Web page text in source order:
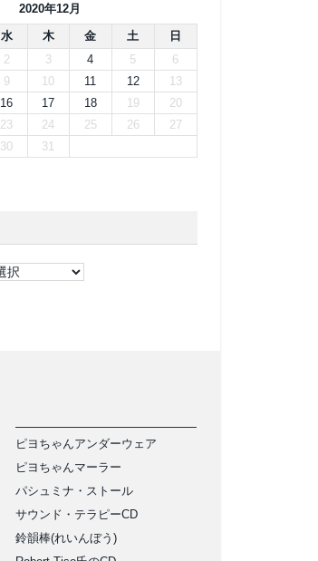
2020年12月
水 木 金 土
日
2 3 4 5
6
9 10 11 12
13
16 17 18 19
20
23 24 25 26
27
30 31
ピヨちゃんアンダーウェア
ピヨちゃんマーラー
パシュミナ・ストール
サウンド・テラピーCD
鈴韻棒(れいんぼう)